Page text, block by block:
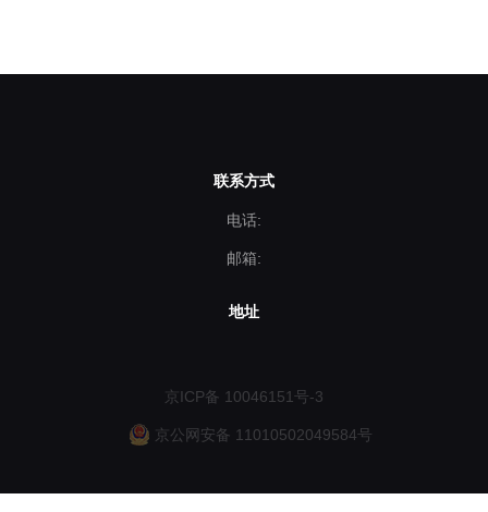
联系方式
电话:
邮箱:
地址
京ICP备 10046151号-3
京公网安备 11010502049584号